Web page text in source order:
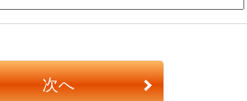
次へ